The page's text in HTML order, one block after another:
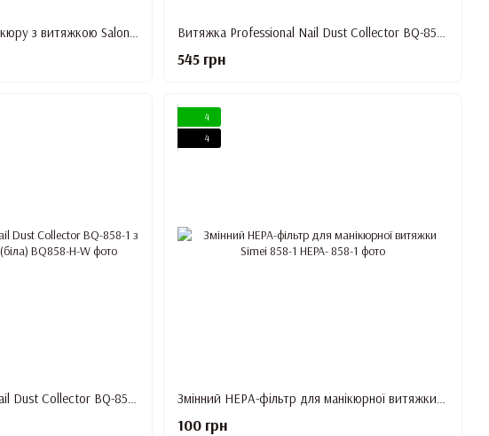
УФ LED-лампа для манікюру з витяжкою Salon Expert SG -707 Витяжка Professional Nail Dust Collector BQ-858-1 з HEPA-фільтром, 80 Вт (рожева)
545 грн
Витяжка Professional Nail Dust Collector BQ-858-1 з HEPA-фільтром, 80 Вт (біла)
4
4
Змінний НЕРА-фільтр для манікюрної витяжки Simei 858-1
100 грн